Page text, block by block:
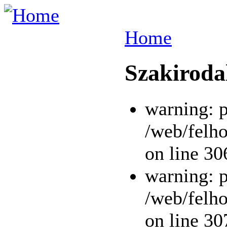
Home
warning:
/web/
on line
warning:
/web/
on line